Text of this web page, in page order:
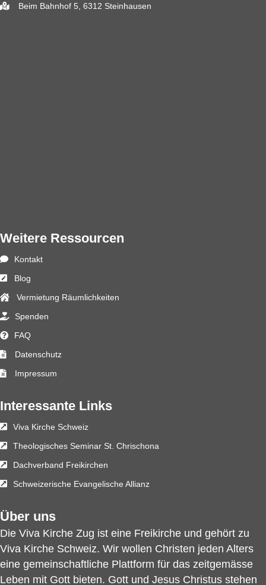
Beim Bahnhof 5, 6312 Steinhausen
Weitere Ressourcen
Kontakt
Blog
Vermietung Räumlichkeiten
Spenden
FAQ
Datenschutz
Impressum
Interessante Links
Viva Kirche Schweiz
Theologisches Seminar St. Chrischona
Dachverband Freikirchen
Schweizerische Evangelische Allianz
Über uns
Die Viva Kirche Zug ist eine Freikirche und gehört zu
Viva Kirche Schweiz. Wir wollen Christen jeden Alters
eine gemeinschaftliche Plattform für das zeitgemässe
Leben mit Gott bieten. Gott und Jesus Christus stehen